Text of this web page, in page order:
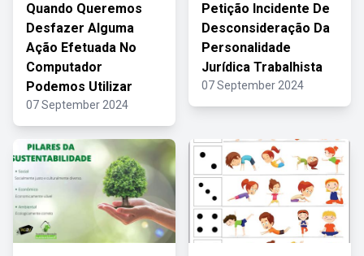
Quando Queremos
Desfazer Alguma
Ação Efetuada No
Computador
Podemos Utilizar
07 September 2024
Petição Incidente De
Desconsideração Da
Personalidade
Jurídica Trabalhista
07 September 2024